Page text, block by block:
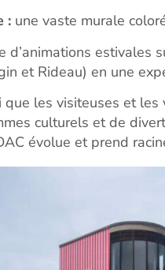
: une vaste murale
d’animations estivales
et Rideau) en une
les visiteuses et
culturels et de
évolue et prend